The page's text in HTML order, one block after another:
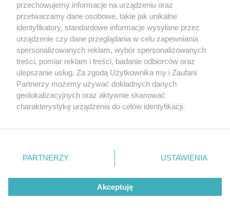
Z kolei mikrobiota jest integralną częścią edukacji
układu odpornościowego do prawidłowego
funkcjonowania.
Mikrobiota wpływa na homeostazę
immunologiczną wewnątrz i na zewnątrz jelita.
Uczestniczy m.in. w różnicowaniu komórek T
regulatorowych układu immunologicznego.
Rola bakterii komensalnych
Komensalne bakterie i probiotyki mogą promować
integralność barier jelitowych. Dzięki temu bakterie
przechowujemy informacje na urządzeniu oraz
przetwarzamy dane osobowe, takie jak unikalne
identyfikatory, standardowe informacje wysyłane przez
urządzenie czy dane przeglądania w celu zapewniania
spersonalizowanych reklam, wybór spersonalizowanych
treści, pomiar reklam i treści, badanie odbiorców oraz
ulepszanie usług. Za zgodą Użytkownika my i Zaufani
Partnerzy możemy używać dokładnych danych
geolokalizacyjnych oraz aktywnie skanować
charakterystykę urządzenia do celów identyfikacji.
zmienić/wycofać klikając przycisk ustawień prywatności
znajdujący się w lewym dolnym rogu strony
rodzaje przetwarzania danych nie wymagają zgody
użytkownika, ale masz prawo sprzeciwić się takiemu
przetwarzaniu. Preferencje będą miały zastosowanie tylko
PARTNERZY USTAWIENIA
Akceptuję